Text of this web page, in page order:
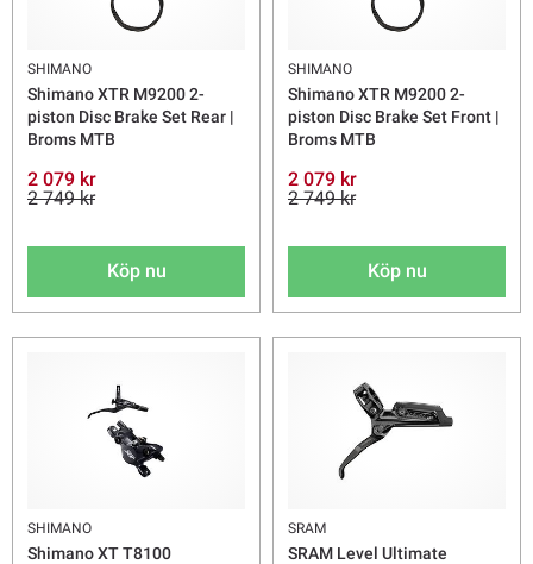
SHIMANO
Shimano XTR M9200 2-
piston Disc Brake Set Rear |
Broms MTB
2 079 kr
2 749 kr
Köp nu
SHIMANO
Shimano XTR M9200 2-
piston Disc Brake Set Front |
Broms MTB
2 079 kr
2 749 kr
Köp nu
SHIMANO
Shimano XT T8100
SRAM
SRAM Level Ultimate